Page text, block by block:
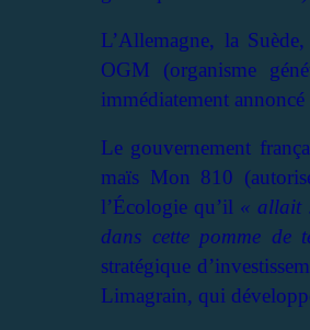
L’Allemagne, la
OGM (organisme
immédiatement
Le gouvernement
maïs Mon 810
l’Écologie qu’il « allait
dans cette pomme de
stratégique
Limagrain, qui